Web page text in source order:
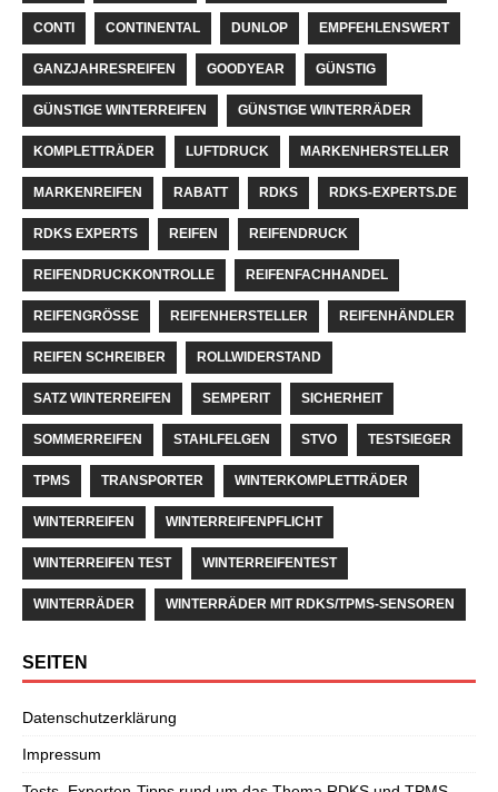
CONTI CONTINENTAL DUNLOP EMPFEHLENSWERT
GANZJAHRESREIFEN GOODYEAR GÜNSTIG
GÜNSTIGE WINTERREIFEN GÜNSTIGE WINTERRÄDER
KOMPLETTRÄDER LUFTDRUCK MARKENHERSTELLER
MARKENREIFEN RABATT RDKS RDKS-EXPERTS.DE
RDKS EXPERTS REIFEN REIFENDRUCK
REIFENDRUCKKONTROLLE REIFENFACHHANDEL
REIFENGRÖSSE REIFENHERSTELLER REIFENHÄNDLER
REIFEN SCHREIBER ROLLWIDERSTAND
SATZ WINTERREIFEN SEMPERIT SICHERHEIT
SOMMERREIFEN STAHLFELGEN STVO TESTSIEGER
TPMS TRANSPORTER WINTERKOMPLETTRÄDER
WINTERREIFEN WINTERREIFENPFLICHT
WINTERREIFEN TEST WINTERREIFENTEST
WINTERRÄDER WINTERRÄDER MIT RDKS/TPMS-SENSOREN
SEITEN
Datenschutzerklärung
Impressum